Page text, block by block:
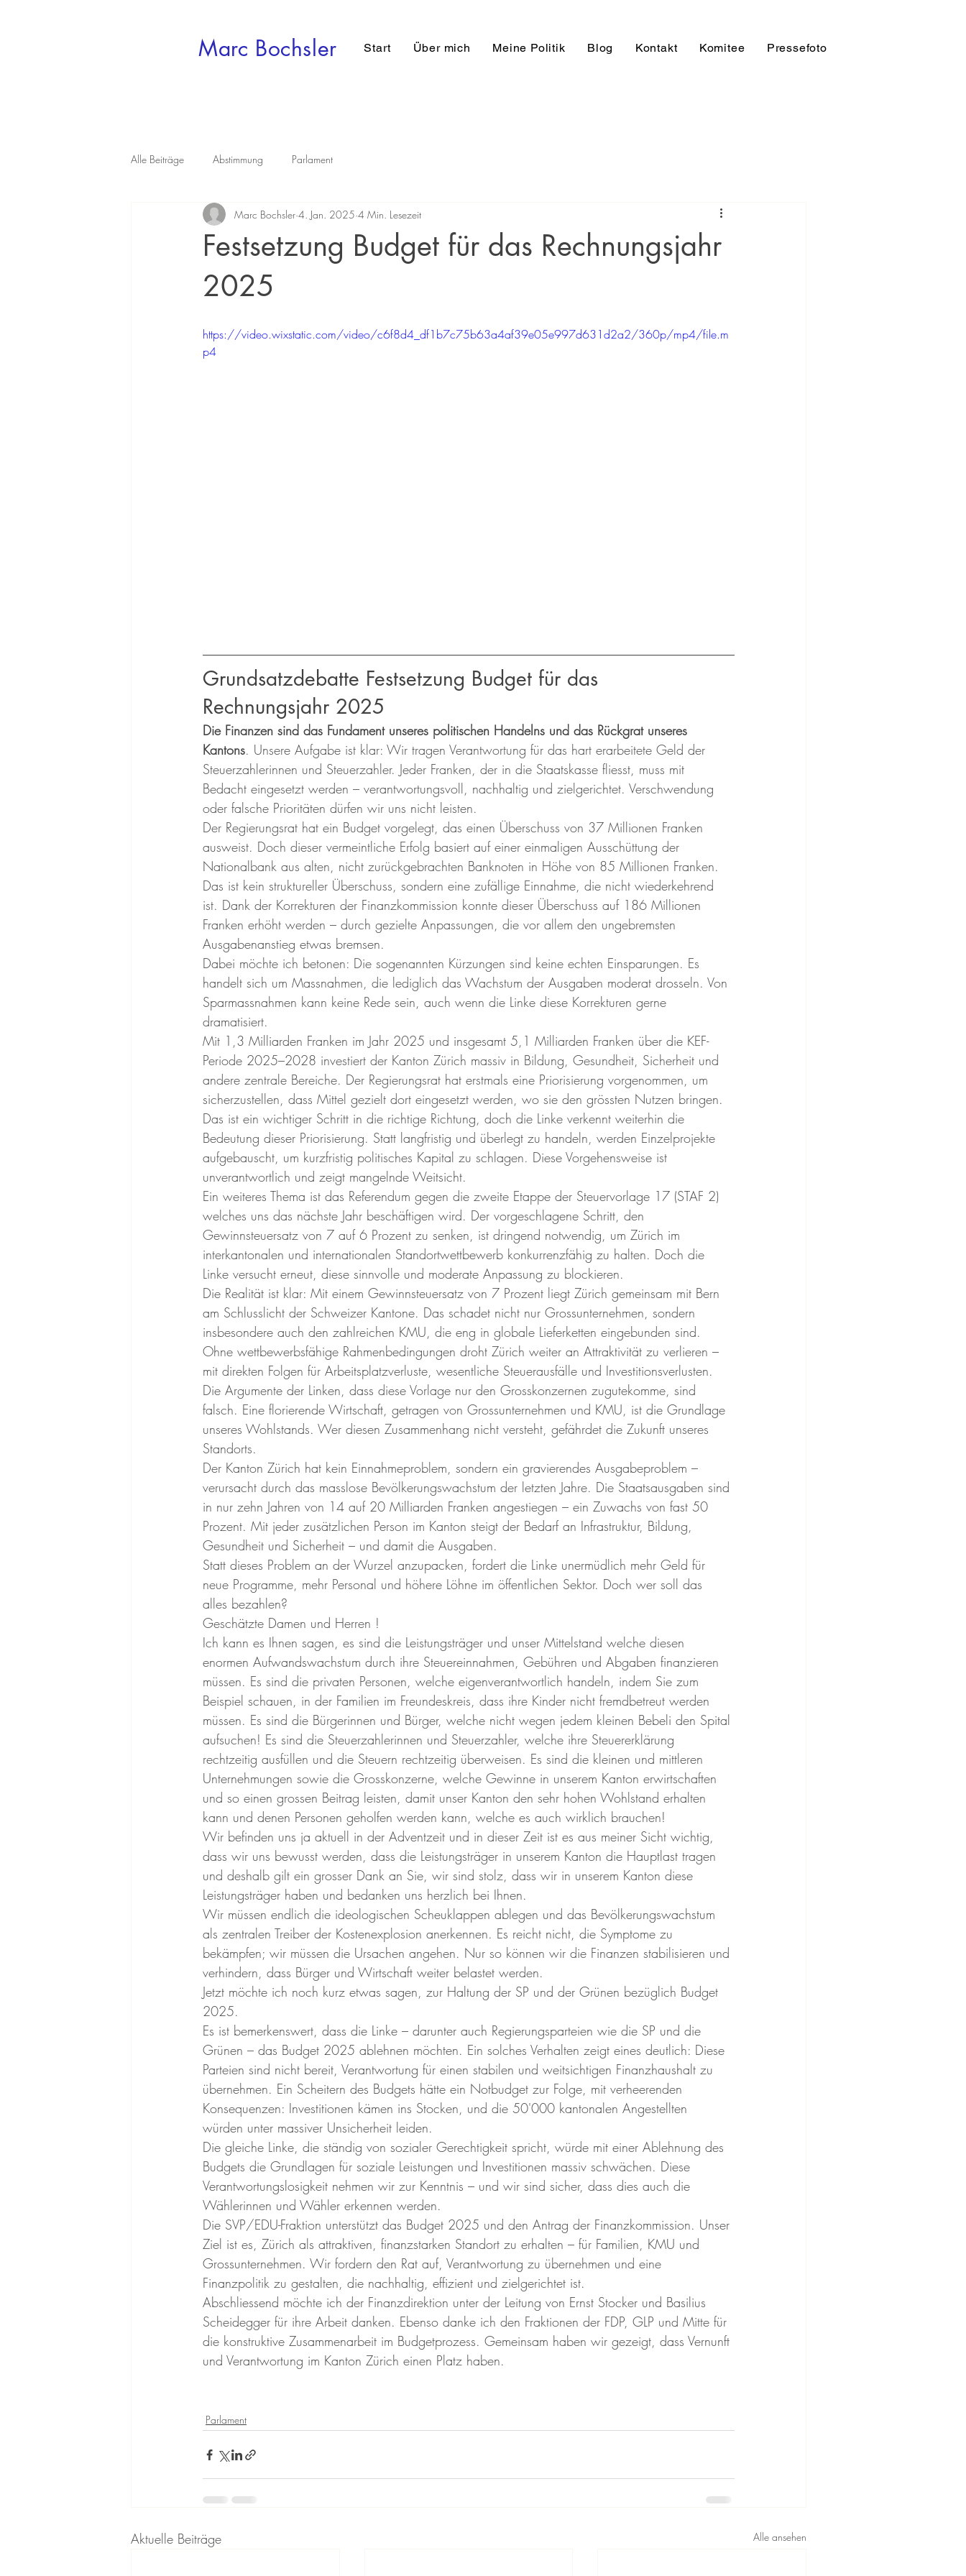
Marc Bochsler Start Über mich Meine Politik Blog Kontakt Komitee Pressefoto
Alle Beiträge Abstimmung Parlament
Festsetzung Budget für das Rechnungsjahr
2025
Marc Bochsler 4. Jan. 2025 4 Min. Lesezeit
https://video.wixstatic.com/video/c6f8d4_df1b7c75b63a4af39e05e997d631d2a2/360p/mp4/file.m
p4
Grundsatzdebatte Festsetzung Budget für das
Rechnungsjahr 2025
Die Finanzen sind das Fundament unseres politischen Handelns und das Rückgrat unseres
Kantons. Unsere Aufgabe ist klar: Wir tragen Verantwortung für das hart erarbeitete Geld der
Steuerzahlerinnen und Steuerzahler. Jeder Franken, der in die Staatskasse fliesst, muss mit
Bedacht eingesetzt werden – verantwortungsvoll, nachhaltig und zielgerichtet. Verschwendung
oder falsche Prioritäten dürfen wir uns nicht leisten.
Der Regierungsrat hat ein Budget vorgelegt, das einen Überschuss von 37 Millionen Franken
ausweist. Doch dieser vermeintliche Erfolg basiert auf einer einmaligen Ausschüttung der
Nationalbank aus alten, nicht zurückgebrachten Banknoten in Höhe von 85 Millionen Franken.
Das ist kein struktureller Überschuss, sondern eine zufällige Einnahme, die nicht wiederkehrend
ist. Dank der Korrekturen der Finanzkommission konnte dieser Überschuss auf 186 Millionen
Franken erhöht werden – durch gezielte Anpassungen, die vor allem den ungebremsten
Ausgabenanstieg etwas bremsen.
Dabei möchte ich betonen: Die sogenannten Kürzungen sind keine echten Einsparungen. Es
handelt sich um Massnahmen, die lediglich das Wachstum der Ausgaben moderat drosseln. Von
Sparmassnahmen kann keine Rede sein, auch wenn die Linke diese Korrekturen gerne
dramatisiert.
Mit 1,3 Milliarden Franken im Jahr 2025 und insgesamt 5,1 Milliarden Franken über die KEF-
Periode 2025–2028 investiert der Kanton Zürich massiv in Bildung, Gesundheit, Sicherheit und
andere zentrale Bereiche. Der Regierungsrat hat erstmals eine Priorisierung vorgenommen, um
sicherzustellen, dass Mittel gezielt dort eingesetzt werden, wo sie den grössten Nutzen bringen.
Das ist ein wichtiger Schritt in die richtige Richtung, doch die Linke verkennt weiterhin die
Bedeutung dieser Priorisierung. Statt langfristig und überlegt zu handeln, werden Einzelprojekte
aufgebauscht, um kurzfristig politisches Kapital zu schlagen. Diese Vorgehensweise ist
unverantwortlich und zeigt mangelnde Weitsicht.
Ein weiteres Thema ist das Referendum gegen die zweite Etappe der Steuervorlage 17 (STAF 2)
welches uns das nächste Jahr beschäftigen wird. Der vorgeschlagene Schritt, den
Gewinnsteuersatz von 7 auf 6 Prozent zu senken, ist dringend notwendig, um Zürich im
interkantonalen und internationalen Standortwettbewerb konkurrenzfähig zu halten. Doch die
Linke versucht erneut, diese sinnvolle und moderate Anpassung zu blockieren.
Die Realität ist klar: Mit einem Gewinnsteuersatz von 7 Prozent liegt Zürich gemeinsam mit Bern
am Schlusslicht der Schweizer Kantone. Das schadet nicht nur Grossunternehmen, sondern
insbesondere auch den zahlreichen KMU, die eng in globale Lieferketten eingebunden sind.
Ohne wettbewerbsfähige Rahmenbedingungen droht Zürich weiter an Attraktivität zu verlieren –
mit direkten Folgen für Arbeitsplatzverluste, wesentliche Steuerausfälle und Investitionsverlusten.
Die Argumente der Linken, dass diese Vorlage nur den Grosskonzernen zugutekomme, sind
falsch. Eine florierende Wirtschaft, getragen von Grossunternehmen und KMU, ist die Grundlage
unseres Wohlstands. Wer diesen Zusammenhang nicht versteht, gefährdet die Zukunft unseres
Standorts.
Der Kanton Zürich hat kein Einnahmeproblem, sondern ein gravierendes Ausgabeproblem –
verursacht durch das masslose Bevölkerungswachstum der letzten Jahre. Die Staatsausgaben sind
in nur zehn Jahren von 14 auf 20 Milliarden Franken angestiegen – ein Zuwachs von fast 50
Prozent. Mit jeder zusätzlichen Person im Kanton steigt der Bedarf an Infrastruktur, Bildung,
Gesundheit und Sicherheit – und damit die Ausgaben.
Statt dieses Problem an der Wurzel anzupacken, fordert die Linke unermüdlich mehr Geld für
neue Programme, mehr Personal und höhere Löhne im öffentlichen Sektor. Doch wer soll das
alles bezahlen?
Geschätzte Damen und Herren !
Ich kann es Ihnen sagen, es sind die Leistungsträger und unser Mittelstand welche diesen
enormen Aufwandswachstum durch ihre Steuereinnahmen, Gebühren und Abgaben finanzieren
müssen. Es sind die privaten Personen, welche eigenverantwortlich handeln, indem Sie zum
Beispiel schauen, in der Familien im Freundeskreis, dass ihre Kinder nicht fremdbetreut werden
müssen. Es sind die Bürgerinnen und Bürger, welche nicht wegen jedem kleinen Bebeli den Spital
aufsuchen! Es sind die Steuerzahlerinnen und Steuerzahler, welche ihre Steuererklärung
rechtzeitig ausfüllen und die Steuern rechtzeitig überweisen. Es sind die kleinen und mittleren
Unternehmungen sowie die Grosskonzerne, welche Gewinne in unserem Kanton erwirtschaften
und so einen grossen Beitrag leisten, damit unser Kanton den sehr hohen Wohlstand erhalten
kann und denen Personen geholfen werden kann, welche es auch wirklich brauchen!
Wir befinden uns ja aktuell in der Adventzeit und in dieser Zeit ist es aus meiner Sicht wichtig,
dass wir uns bewusst werden, dass die Leistungsträger in unserem Kanton die Hauptlast tragen
und deshalb gilt ein grosser Dank an Sie, wir sind stolz, dass wir in unserem Kanton diese
Leistungsträger haben und bedanken uns herzlich bei Ihnen.
Wir müssen endlich die ideologischen Scheuklappen ablegen und das Bevölkerungswachstum
als zentralen Treiber der Kostenexplosion anerkennen. Es reicht nicht, die Symptome zu
bekämpfen; wir müssen die Ursachen angehen. Nur so können wir die Finanzen stabilisieren und
verhindern, dass Bürger und Wirtschaft weiter belastet werden.
Jetzt möchte ich noch kurz etwas sagen, zur Haltung der SP und der Grünen bezüglich Budget
2025.
Es ist bemerkenswert, dass die Linke – darunter auch Regierungsparteien wie die SP und die
Grünen – das Budget 2025 ablehnen möchten. Ein solches Verhalten zeigt eines deutlich: Diese
Parteien sind nicht bereit, Verantwortung für einen stabilen und weitsichtigen Finanzhaushalt zu
übernehmen. Ein Scheitern des Budgets hätte ein Notbudget zur Folge, mit verheerenden
Konsequenzen: Investitionen kämen ins Stocken, und die 50'000 kantonalen Angestellten
würden unter massiver Unsicherheit leiden.
Die gleiche Linke, die ständig von sozialer Gerechtigkeit spricht, würde mit einer Ablehnung des
Budgets die Grundlagen für soziale Leistungen und Investitionen massiv schwächen. Diese
Verantwortungslosigkeit nehmen wir zur Kenntnis – und wir sind sicher, dass dies auch die
Wählerinnen und Wähler erkennen werden.
Die SVP/EDU-Fraktion unterstützt das Budget 2025 und den Antrag der Finanzkommission. Unser
Ziel ist es, Zürich als attraktiven, finanzstarken Standort zu erhalten – für Familien, KMU und
Grossunternehmen. Wir fordern den Rat auf, Verantwortung zu übernehmen und eine
Finanzpolitik zu gestalten, die nachhaltig, effizient und zielgerichtet ist.
Abschliessend möchte ich der Finanzdirektion unter der Leitung von Ernst Stocker und Basilius
Scheidegger für ihre Arbeit danken. Ebenso danke ich den Fraktionen der FDP, GLP und Mitte für
die konstruktive Zusammenarbeit im Budgetprozess. Gemeinsam haben wir gezeigt, dass Vernunft
und Verantwortung im Kanton Zürich einen Platz haben.
Parlament
Aktuelle Beiträge Alle ansehen